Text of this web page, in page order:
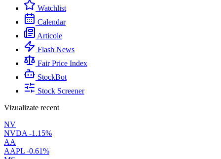
Watchlist
Calendar
Articole
Flash News
Fair Price Index
StockBot
Stock Screener
Vizualizate recent
NV
NVDA -1.15%
AA
AAPL -0.61%